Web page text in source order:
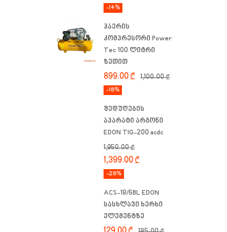
-14%
ჰაერის
კომპრესორი Power
Tec 100 ლიტრი
ზეთით
1,100.00₾
899.00₾
-18%
შედუღების
აპარატი არგონი
EDON TIG-200 acdc
1,950.00₾
1,399.00₾
-28%
ACS-18/6BL EDON
სასხლავი ხერხი
ელემენტზე